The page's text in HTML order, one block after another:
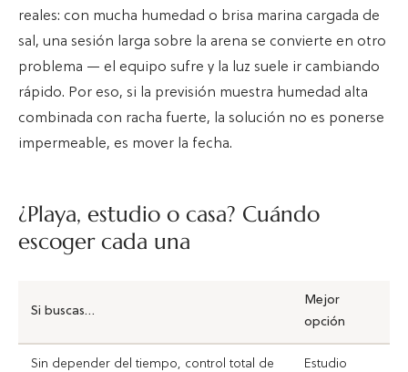
reales: con mucha humedad o brisa marina cargada de
sal, una sesión larga sobre la arena se convierte en otro
problema — el equipo sufre y la luz suele ir cambiando
rápido. Por eso, si la previsión muestra humedad alta
combinada con racha fuerte, la solución no es ponerse
impermeable, es mover la fecha.
¿Playa, estudio o casa? Cuándo
escoger cada una
Si buscas…
Mejor
opción
Sin depender del tiempo, control total de
Estudio